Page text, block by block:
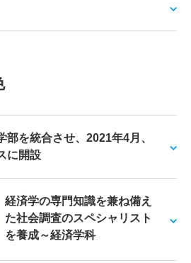
部を統合させ、2021年4月、
に開設
経済学の専門知識を兼ね備え
た社会調査のスペシャリスト
を養成～経済学科